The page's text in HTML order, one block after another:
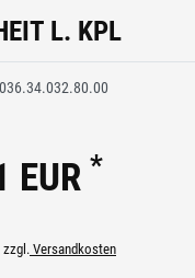
L. KPL
036.34.032.80.00
EUR *
Versandkosten